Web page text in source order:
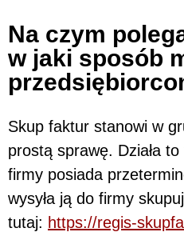
Na czym
w jaki sposób
Skup faktur stanowi w
prostą sprawę. Działa
firmy posiada
wysyła ją do firmy
tutaj: https://regis-